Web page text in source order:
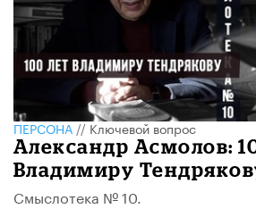
ПЕРСОНА//Ключевой вопрос
Александр Асмолов:
Владимиру
Смыслотека № 10.